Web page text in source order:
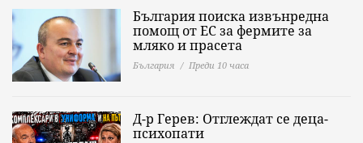
България поиска извънредна
помощ от ЕС за фермите за
мляко и прасета
България Преди 10 часа
Д-р Герев: Отглеждат се деца-
психопати